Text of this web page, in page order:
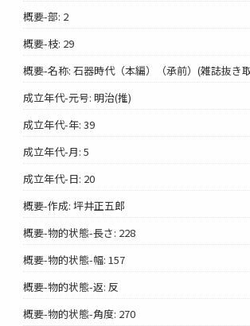
概要-部: 2
概要-枝: 29
概要-名称: 石器時代（本編）（承前）(雑誌抜き
成立年代-元号: 明治(推)
成立年代-年: 39
成立年代-月: 5
成立年代-日: 20
概要-作成: 坪井正五郎
概要-物的状態-長さ: 228
概要-物的状態-幅: 157
概要-物的状態-返: 反
概要-物的状態-角度: 270